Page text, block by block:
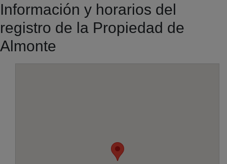
Información y horarios del
registro de la Propiedad de
Almonte